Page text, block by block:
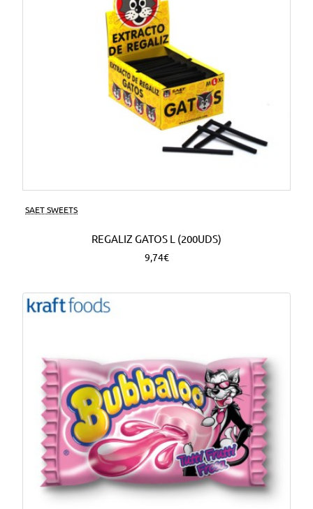
SAET SWEETS
REGALIZ GATOS L (200UDS)
9,74€